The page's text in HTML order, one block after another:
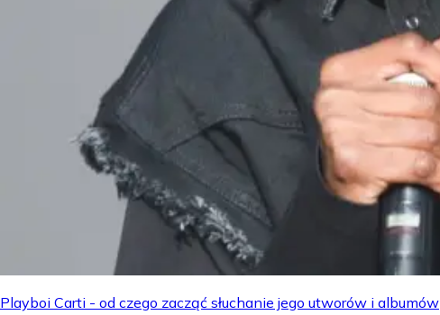
Playboi Carti - od czego zacząć słuchanie jego utworów i albumów